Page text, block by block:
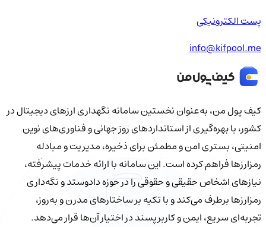
پست الکترونیکی
info@kifpool.me
کیف‌ پول من، به‌عنوان نخستین سامانه نگهداری ارزهای دیجیتال در
کشور، با بهره‌گیری از استانداردهای روز جهانی و فناوری‌های نوین
امنیتی، بستری امن و مطمئن برای ذخیره، مدیریت و مبادله
رمزارزها فراهم کرده است. این سامانه با ارائه خدمات پیشرفته،
نیازهای اشخاص حقیقی و حقوقی را در حوزه دادوستد و نگه‌داری
رمزارزها برطرف می‌کند و با تکیه بر ساختارهای مدرن و به‌روز،
تجربه‌ای سریع، ایمن و کاربرپسند در اختیار آن‌ها قرار می‌دهد.